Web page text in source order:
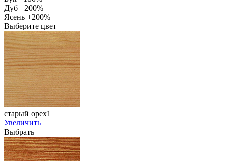
Дуб +200%
Ясень +200%
Выберите цвет
старый орех1
Увеличить
Выбрать